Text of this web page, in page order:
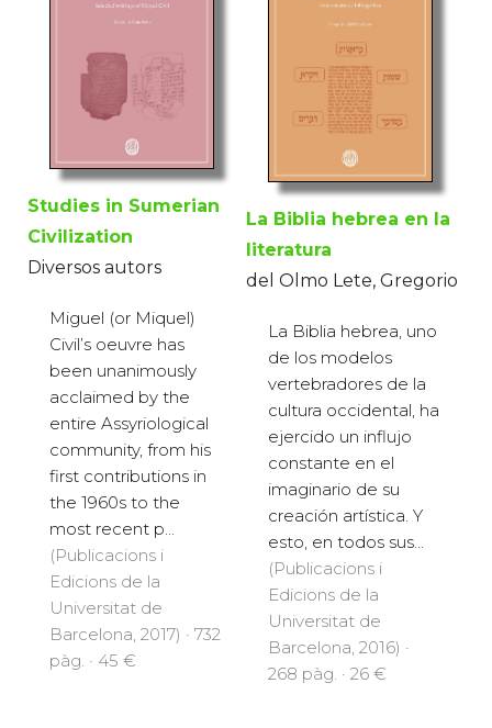
Studies in Sumerian
Civilization
Diversos autors
Miguel (or Miquel)
Civil’s oeuvre has
been unanimously
acclaimed by the
entire Assyriological
community, from his
first contributions in
the 1960s to the
most recent p...
(Publicacions i
Edicions de la
Universitat de
Barcelona, 2017) · 732
pàg. · 45 €
La Biblia hebrea en la
literatura
del Olmo Lete, Gregorio
La Biblia hebrea, uno
de los modelos
vertebradores de la
cultura occidental, ha
ejercido un influjo
constante en el
imaginario de su
creación artística. Y
esto, en todos sus...
(Publicacions i
Edicions de la
Universitat de
Barcelona, 2016) ·
268 pàg. · 26 €